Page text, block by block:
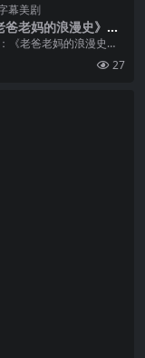
幕美剧
爸老妈的浪漫史》纯
高清MP4下载
《老爸老妈的浪漫史》
Your Mother）是一
价值与思想深度的作 27